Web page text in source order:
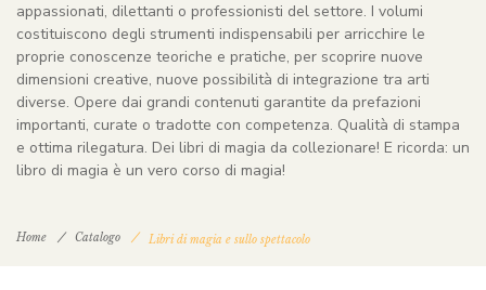
appassionati, dilettanti o professionisti del settore. I volumi
costituiscono degli strumenti indispensabili per arricchire le
proprie conoscenze teoriche e pratiche, per scoprire nuove
dimensioni creative, nuove possibilità di integrazione tra arti
diverse. Opere dai grandi contenuti garantite da prefazioni
importanti, curate o tradotte con competenza. Qualità di stampa
e ottima rilegatura. Dei libri di magia da collezionare! E ricorda: un
libro di magia è un vero corso di magia!
Home Catalogo Libri di magia e sullo spettacolo